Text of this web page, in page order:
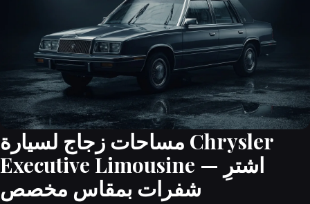
مساحات زجاج لسيارة Chrysler
Executive Limousine — اشترِ
شفرات بمقاس مخصص